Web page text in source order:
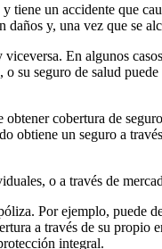
un accidente que
y, una vez que se
En algunos
su seguro de salud
cobertura de
un seguro a
o a través de
Por ejemplo,
a través de su
integral.